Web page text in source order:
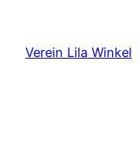
springen
Verein Lila Winkel